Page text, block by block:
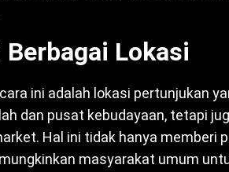
Lokasi
ini adalah lokasi pertunjukan
dan pusat kebudayaan, tetapi
Hal ini tidak hanya memberi
masyarakat umum